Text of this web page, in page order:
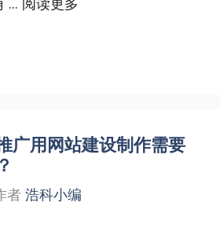
广用网站建设制作需要
者 浩科小编